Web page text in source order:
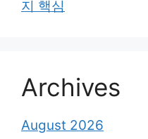
지 핵심
Archives
August 2026